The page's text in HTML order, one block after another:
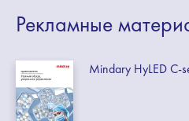
Рекламные
Mindary HyLED C-